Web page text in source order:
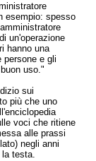
esempio: spesso
un'operazione
hanno una
persone e gli
uso."
sui
più che uno
voci che ritiene
alle prassi
negli anni
testa.